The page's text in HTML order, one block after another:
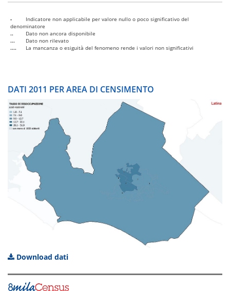
-
Indicatore non applicabile per valore nullo o poco significativo del
denominatore
..
Dato non ancora disponibile
...
Dato non rilevato
....
La mancanza o esiguità del fenomeno rende i valori non significativi
DATI 2011 PER AREA DI CENSIMENTO
Download dati